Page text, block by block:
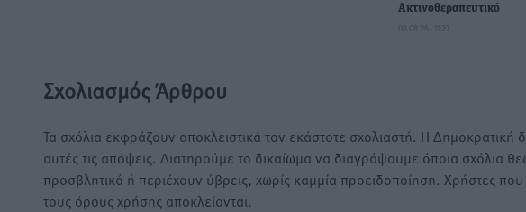
Ακτινοθεραπευτικό
08.08.26 · 11:27
Σχολιασμός Άρθρου
Τα σχόλια εκφράζουν αποκλειστικά τον εκάστοτε σχολιαστή. Η Δημοκρατική
αυτές τις απόψεις. Διατηρούμε το δικαίωμα να διαγράψουμε όποια σχόλια
προσβλητικά ή περιέχουν ύβρεις, χωρίς καμμία προειδοποίηση. Χρήστες
τους όρους χρήσης αποκλείονται.